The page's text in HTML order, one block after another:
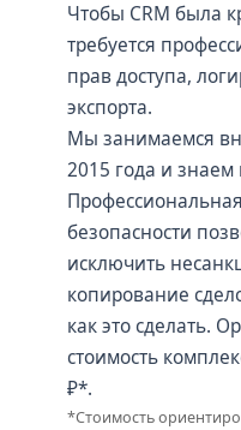
Чтобы CRM была
требуется
прав доступа,
экспорта.
Мы занимаемся
2015 года и знаем
безопасности
исключить
копирование
как это сделать.
стоимость
₽*.
*Стоимость